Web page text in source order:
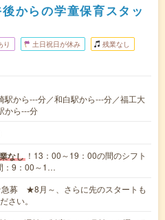
からの学童保育スタッ
り 土日祝日が休み 残業なし
駅から---分／和白駅から---分／福工大
から---分
なし ！13：00～19：00の間のシフト
：9：00～1…
募 ★8月～、さらに先のスタートも
さい。